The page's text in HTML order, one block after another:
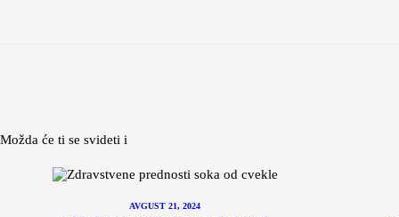
Možda će ti se svideti i
AVGUST 21, 2024